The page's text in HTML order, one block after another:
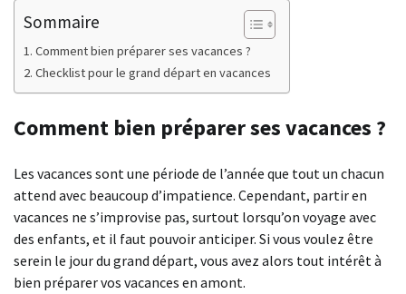
Sommaire
Comment bien préparer ses vacances ?
Checklist pour le grand départ en vacances
Comment bien préparer ses vacances ?
Les vacances sont une période de l’année que tout un chacun
attend avec beaucoup d’impatience. Cependant, partir en
vacances ne s’improvise pas, surtout lorsqu’on voyage avec
des enfants, et il faut pouvoir anticiper. Si vous voulez être
serein le jour du grand départ, vous avez alors tout intérêt à
bien préparer vos vacances en amont.